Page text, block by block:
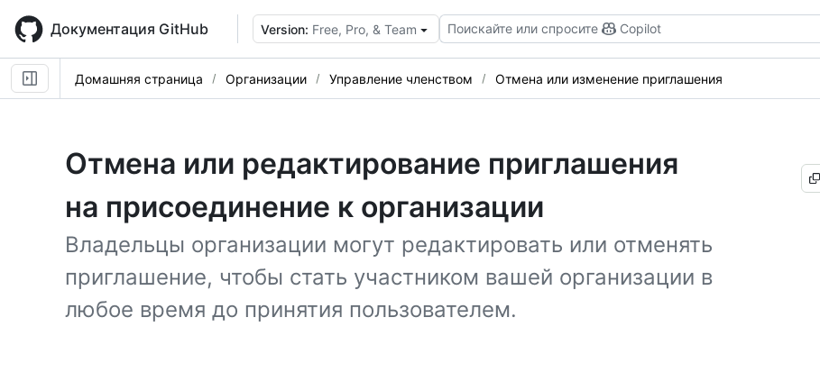
main
content
Документация GitHub Version: Free, Pro, & Team Поискайте или спросите Copilot
Домашняя страница Организации Управление членством Отмена или изменение приглашения
Отмена или редактирование приглашения
на присоединение к организации
Владельцы организации могут редактировать или отменять
приглашение, чтобы стать участником вашей организации в
любое время до принятия пользователем.